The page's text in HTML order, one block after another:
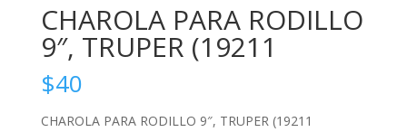
CHAROLA PARA RODILLO
9″, TRUPER (19211
$40
CHAROLA PARA RODILLO 9″, TRUPER (19211